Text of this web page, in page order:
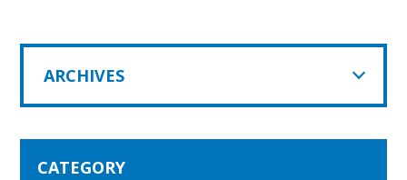
ARCHIVES
CATEGORY